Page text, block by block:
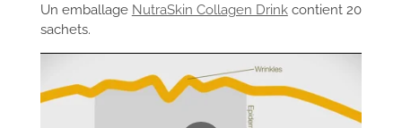
Un emballage NutraSkin Collagen Drinkcontient 20
sachets.